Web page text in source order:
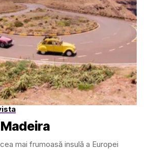
mai frumoasă insulă a Europei